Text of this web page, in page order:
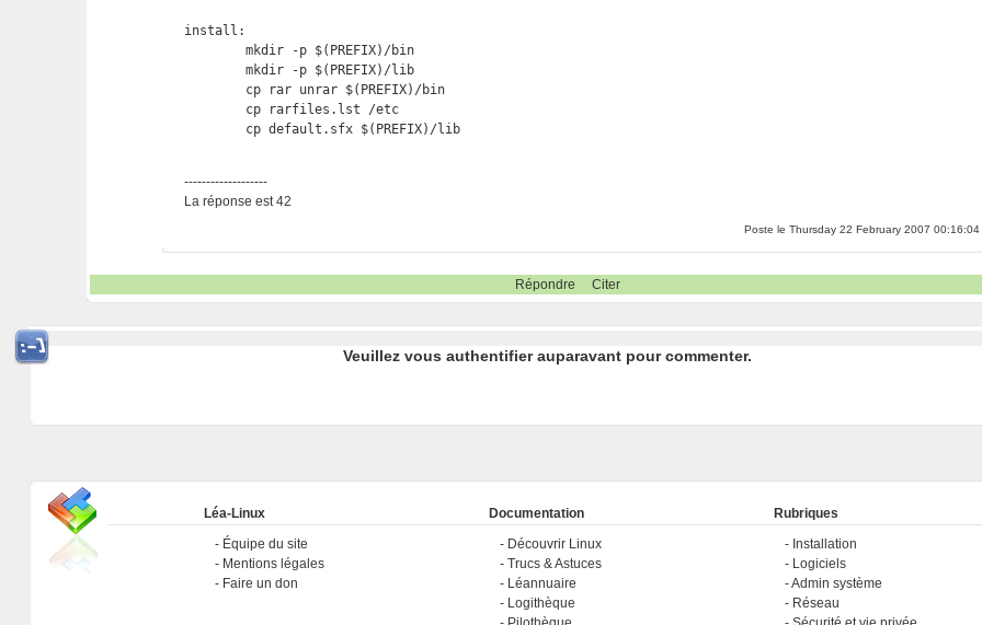
install:
	mkdir -p $(PREFIX)/bin
	mkdir -p $(PREFIX)/lib
	cp default.sfx $(PREFIX)/lib
-------------------
La réponse est 42
Poste le Thursday 22 February 2007 00:16:04
Répondre Citer
Veuillez vous authentifier auparavant pour commenter.
Léa-Linux
Équipe du site
Mentions légales
Faire un don
Documentation
Découvrir Linux
Trucs & Astuces
Léannuaire
Logithèque
Rubriques
Installation
Logiciels
Admin système
Réseau